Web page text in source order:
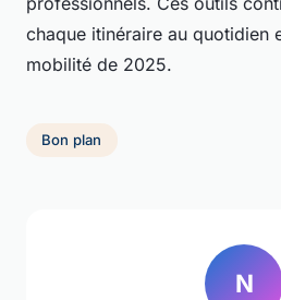
chaque itinéraire au quotidien
mobilité de 2025.
Bon plan
N